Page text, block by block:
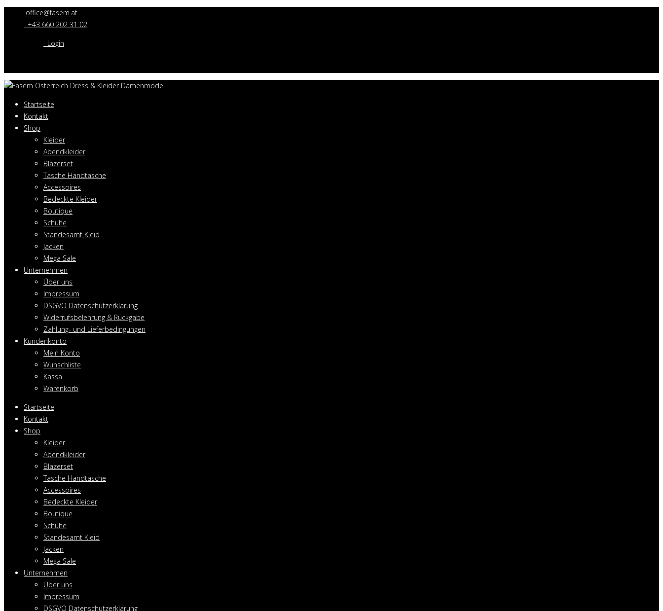
office@fasem.at
+43 660 202 31 02
Login
Startseite
Kontakt
Shop
Kleider
Abendkleider
Blazerset
Tasche Handtasche
Accessoires
Bedeckte Kleider
Boutique
Schuhe
Standesamt Kleid
Jacken
Mega Sale
Unternehmen
Über uns
Impressum
DSGVO Datenschutzerklärung
Widerrufsbelehrung & Rückgabe
Zahlung- und Lieferbedingungen
Kundenkonto
Mein Konto
Wunschliste
Kassa
Warenkorb
Startseite
Kontakt
Shop
Kleider
Abendkleider
Blazerset
Tasche Handtasche
Accessoires
Bedeckte Kleider
Boutique
Schuhe
Standesamt Kleid
Jacken
Mega Sale
Unternehmen
Über uns
Impressum
DSGVO Datenschutzerklärung